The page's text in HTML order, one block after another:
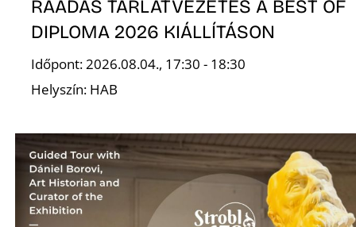
RÁADÁS TÁRLATVEZETÉS A BEST OF
DIPLOMA 2026 KIÁLLÍTÁSON
Időpont: 2026.08.04., 17:30 - 18:30
Helyszín: HAB